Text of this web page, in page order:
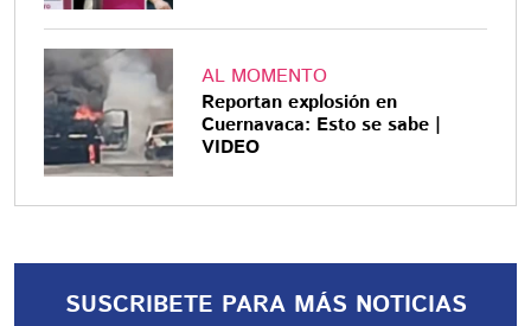
AL MOMENTO
Reportan explosión en
Cuernavaca: Esto se sabe |
VIDEO
SUSCRIBETE PARA MÁS NOTICIAS